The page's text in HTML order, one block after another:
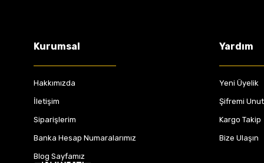
Kurumsal
Hakkımızda
İletişim
Siparişlerim
Banka Hesap Numaralarımız
Blog Sayfamız
Yardım
Yeni Üyelik
Şifremi
Kargo Takip
Bize Ulaşın